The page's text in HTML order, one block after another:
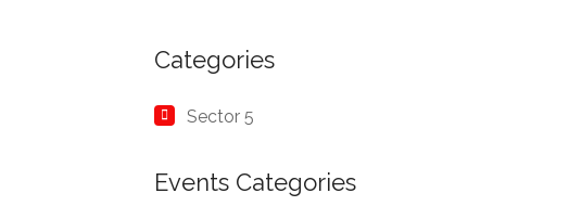
Categories
Sector 5
Events Categories